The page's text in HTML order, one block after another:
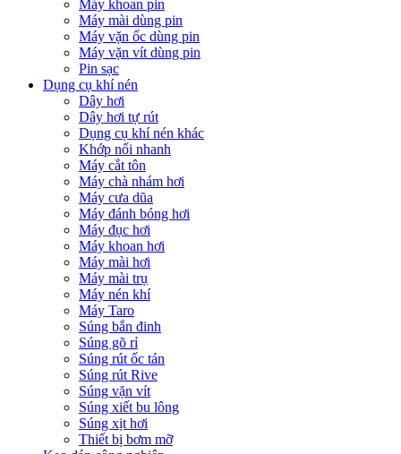
Máy khoan pin
Máy mài dùng pin
Máy vặn ốc dùng pin
Máy vặn vít dùng pin
Pin sạc
Dụng cụ khí nén
Dây hơi
Dây hơi tự rút
Dụng cụ khí nén khác
Khớp nối nhanh
Máy cắt tôn
Máy chà nhám hơi
Máy cưa dũa
Máy đánh bóng hơi
Máy đục hơi
Máy khoan hơi
Máy mài hơi
Máy mài trụ
Máy nén khí
Máy Taro
Súng bắn đinh
Súng gõ rỉ
Súng rút ốc tán
Súng rút Rive
Súng vặn vít
Súng xiết bu lông
Súng xịt hơi
Thiết bị bơm mỡ